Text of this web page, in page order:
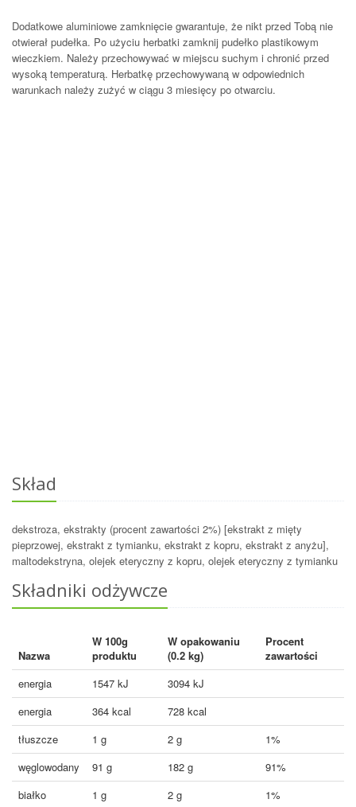
Dodatkowe aluminiowe zamknięcie gwarantuje, że nikt przed Tobą nie
otwierał pudełka. Po użyciu herbatki zamknij pudełko plastikowym
wieczkiem. Należy przechowywać w miejscu suchym i chronić przed
wysoką temperaturą. Herbatkę przechowywaną w odpowiednich
warunkach należy zużyć w ciągu 3 miesięcy po otwarciu.
Skład
dekstroza, ekstrakty (procent zawartości 2%) [ekstrakt z mięty
pieprzowej, ekstrakt z tymianku, ekstrakt z kopru, ekstrakt z anyżu],
maltodekstryna, olejek eteryczny z kopru, olejek eteryczny z tymianku
Składniki odżywcze
Nazwa
W 100g
produktu
W opakowaniu
(0.2 kg)
Procent
zawartości
energia
1547 kJ
3094 kJ
energia
364 kcal
728 kcal
tłuszcze
1 g 2 g
1%
węglowodany
91 g 182 g
91%
białko
1 g 2 g 1%